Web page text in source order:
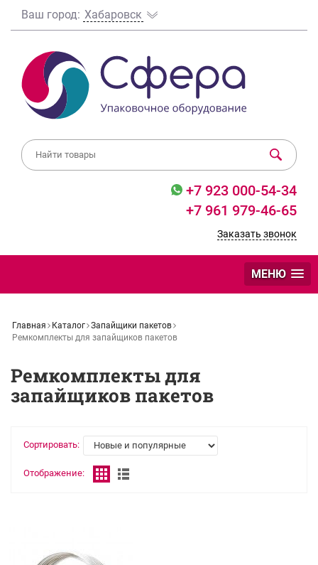
Ваш город: Хабаровск
+7 923 000-54-34
+7 961 979-46-65
Заказать звонок
МЕНЮ
Главная Каталог Запайщики пакетов
Ремкомплекты для запайщиков пакетов
Ремкомплекты для
запайщиков пакетов
Сортировать:
Отображение: